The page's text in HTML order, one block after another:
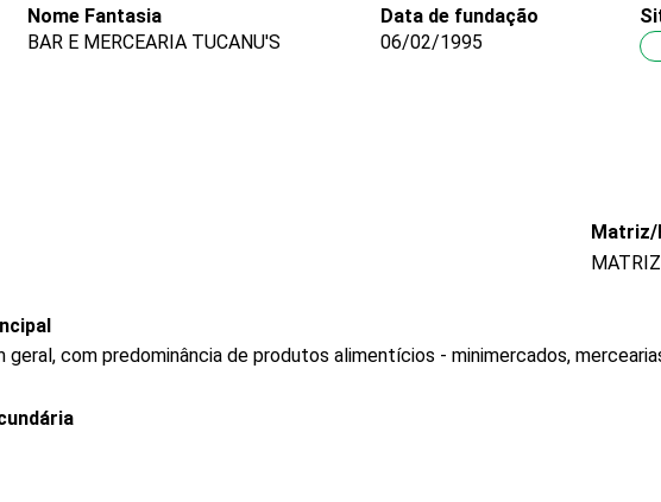
Nome Fantasia
BAR E MERCEARIA TUCANU'S
Data de fundação
06/02/1995
Matriz/
MATRIZ
com predominância de produtos alimentícios - minimercados,